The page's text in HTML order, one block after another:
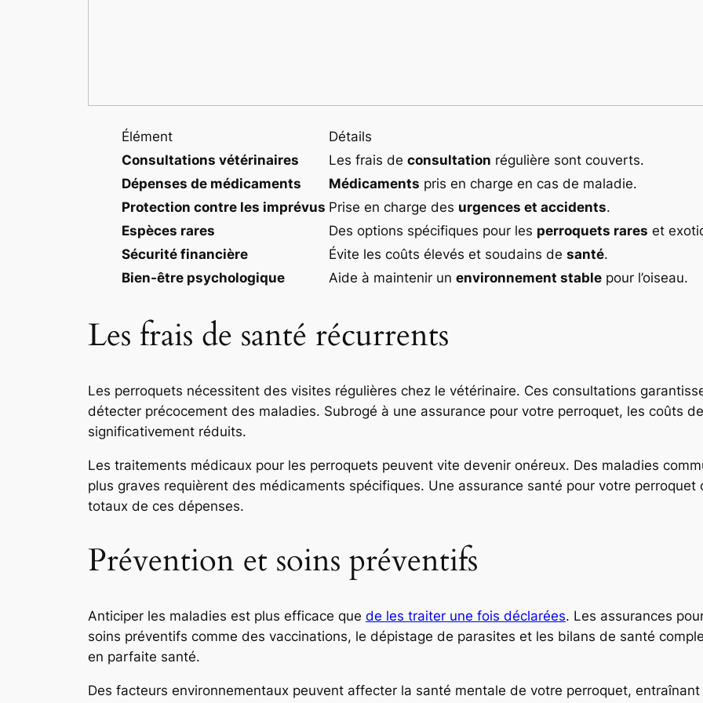
Élément
Détails
Consultations vétérinaires
Les frais de consultation régulière sont couverts.
Dépenses de médicaments
Médicaments pris en charge en cas de maladie.
Protection contre les imprévus Prise en charge des urgences et accidents.
Espèces rares
Des options spécifiques pour les perroquets rares et
Sécurité financière
Évite les coûts élevés et soudains de santé.
Bien-être psychologique
Aide à maintenir un environnement stable pour l’oiseau.
Les frais de santé récurrents
Les perroquets nécessitent des visites régulières chez le vétérinaire. Ces consultations
détecter précocement des maladies. Subrogé à une assurance pour votre perroquet, les coûts
significativement réduits.
Les traitements médicaux pour les perroquets peuvent vite devenir onéreux. Des maladies
plus graves requièrent des médicaments spécifiques. Une assurance santé pour votre
totaux de ces dépenses.
Prévention et soins préventifs
Anticiper les maladies est plus efficace que de les traiter une fois déclarées. Les assurances
soins préventifs comme des vaccinations, le dépistage de parasites et les bilans de santé
en parfaite santé.
Des facteurs environnementaux peuvent affecter la santé mentale de votre perroquet,